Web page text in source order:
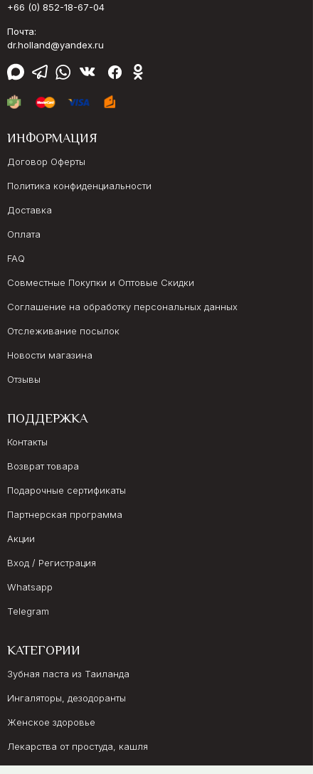
+66 (0) 852-18-67-04
Почта:
dr.holland@yandex.ru
ИНФОРМАЦИЯ
Договор Оферты
Политика конфиденциальности
Доставка
Оплата
FAQ
Совместные Покупки и Оптовые Скидки
Соглашение на обработку персональных данных
Отслеживание посылок
Новости магазина
Отзывы
ПОДДЕРЖКА
Контакты
Возврат товара
Подарочные сертификаты
Партнерская программа
Акции
Вход / Регистрация
Whatsapp
Telegram
КАТЕГОРИИ
Зубная паста из Таиланда
Ингаляторы, дезодоранты
Женское здоровье
Лекарства от простуда, кашля